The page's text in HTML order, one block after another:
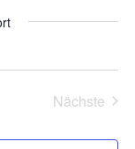
Nächste